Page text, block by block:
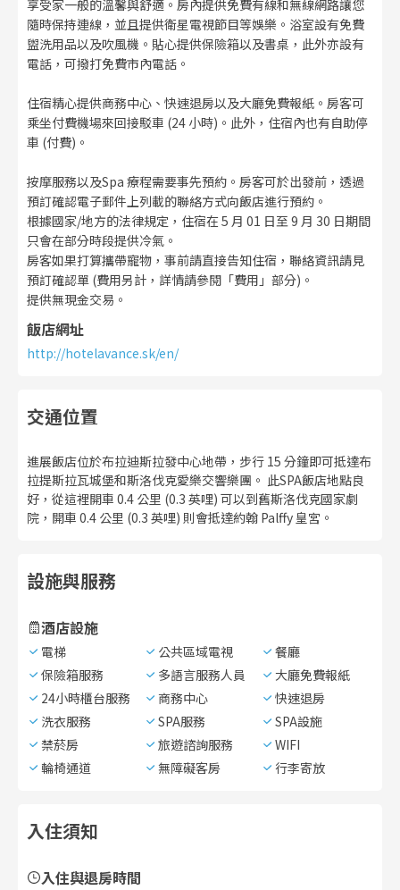
享受家一般的溫馨與舒適。房內提供免費有線和無線網路讓您
隨時保持連線，並且提供衛星電視節目等娛樂。浴室設有免費
盥洗用品以及吹風機。貼心提供保險箱以及書桌，此外亦設有
電話，可撥打免費市內電話。
住宿精心提供商務中心、快速退房以及大廳免費報紙。房客可
乘坐付費機場來回接駁車 (24 小時)。此外，住宿內也有自助停
車 (付費)。
按摩服務以及Spa 療程需要事先預約。房客可於出發前，透過
預訂確認電子郵件上列載的聯絡方式向飯店進行預約。
根據國家/地方的法律規定，住宿在 5 月 01 日至 9 月 30 日期間
只會在部分時段提供冷氣。
房客如果打算攜帶寵物，事前請直接告知住宿，聯絡資訊請見
預訂確認單 (費用另計，詳情請參閱「費用」部分)。
提供無現金交易。
飯店網址
http://hotelavance.sk/en/
交通位置
進展飯店位於布拉迪斯拉發中心地帶，步行 15 分鐘即可抵達布
拉提斯拉瓦城堡和斯洛伐克愛樂交響樂團。 此SPA飯店地點良
好，從這裡開車 0.4 公里 (0.3 英哩) 可以到舊斯洛伐克國家劇
院，開車 0.4 公里 (0.3 英哩) 則會抵達約翰 Palffy 皇宮。
設施與服務
酒店設施
電梯 公共區域電視
餐廳
保險箱服務
多語言服務人員
大廳免費報紙
24小時櫃台服務
商務中心
快速退房
洗衣服務
SPA服務
SPA設施
禁菸房
旅遊諮詢服務
WIFI
輪椅通道
無障礙客房 行李寄放
入住須知
入住與退房時間